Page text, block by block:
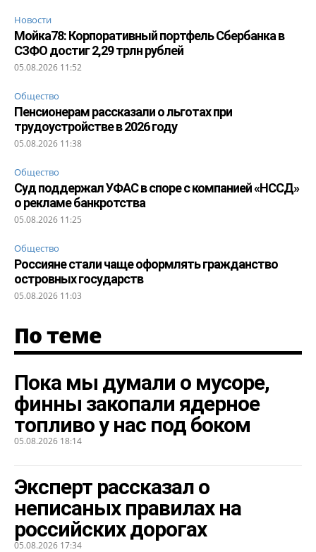
Новости
Мойка78: Корпоративный портфель Сбербанка в
СЗФО достиг 2,29 трлн рублей
05.08.2026 11:52
Общество
Пенсионерам рассказали о льготах при
трудоустройстве в 2026 году
05.08.2026 11:38
Общество
Суд поддержал УФАС в споре с компанией «НССД»
о рекламе банкротства
05.08.2026 11:25
Общество
Россияне стали чаще оформлять гражданство
островных государств
05.08.2026 11:03
По теме
Пока мы думали о мусоре,
финны закопали ядерное
топливо у нас под боком
05.08.2026 18:14
Эксперт рассказал о
неписаных правилах на
российских дорогах
05.08.2026 17:34